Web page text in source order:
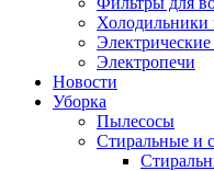
Холодильники
Электропечи
Новости
Уборка
Пылесосы
Стиральные и